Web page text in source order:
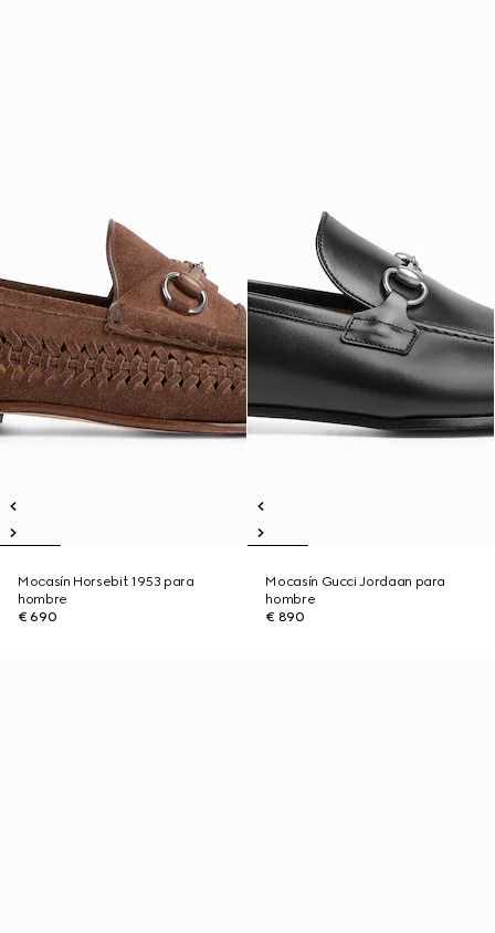
Mocasín Horsebit 1953 para
hombre
€ 690
Mocasín Gucci Jordaan para
hombre
€ 890